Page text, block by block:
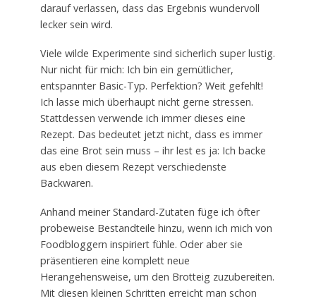
darauf verlassen, dass das Ergebnis wundervoll
lecker sein wird.
Viele wilde Experimente sind sicherlich super lustig.
Nur nicht für mich: Ich bin ein gemütlicher,
entspannter Basic-Typ. Perfektion? Weit gefehlt!
Ich lasse mich überhaupt nicht gerne stressen.
Stattdessen verwende ich immer dieses eine
Rezept. Das bedeutet jetzt nicht, dass es immer
das eine Brot sein muss – ihr lest es ja: Ich backe
aus eben diesem Rezept verschiedenste
Backwaren.
Anhand meiner Standard-Zutaten füge ich öfter
probeweise Bestandteile hinzu, wenn ich mich von
Foodbloggern inspiriert fühle. Oder aber sie
präsentieren eine komplett neue
Herangehensweise, um den Brotteig zuzubereiten.
Mit diesen kleinen Schritten erreicht man schon